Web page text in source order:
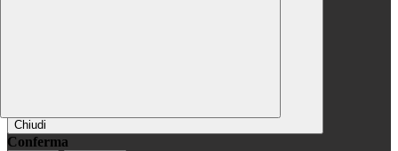
Chiudi
Conferma